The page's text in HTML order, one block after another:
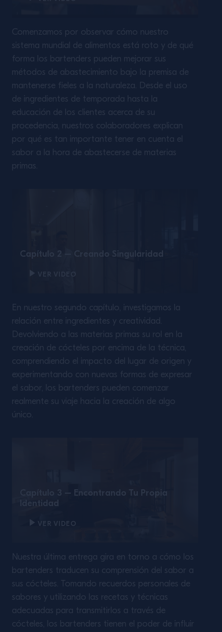
Comenzamos por observar cómo nuestro
sistema mundial de alimentos está roto y de qué
forma los bartenders pueden mejorar sus
métodos de abastecimiento bajo la premisa de
mantenerse fieles a la naturaleza. Desde el uso
de ingredientes de temporada hasta la
educación de los clientes acerca de su
procedencia, nuestros colaboradores explican
por qué es tan importante tener en cuenta el
sabor a la hora de abastecerse de materias
primas.
Capítulo 2 – Creando Singularidad
VER VIDEO
En nuestro segundo capítulo, investigamos la
relación entre ingredientes y creatividad.
Devolviendo a las materias primas su rol en la
creación de cócteles por encima de la técnica,
comprendiendo el impacto del lugar de origen y
experimentando con nuevas formas de expresar
el sabor, los bartenders pueden comenzar
realmente su viaje hacia la creación de algo
único.
Capítulo 3 – Encontrando Tu Propia
Identidad
VER VIDEO
Nuestra última entrega gira en torno a cómo los
bartenders traducen su comprensión del sabor a
sus cócteles. Tomando recuerdos personales de
sabores y utilizando las recetas y técnicas
adecuadas para transmitirlos a través de
cócteles, los bartenders tienen el poder de influir